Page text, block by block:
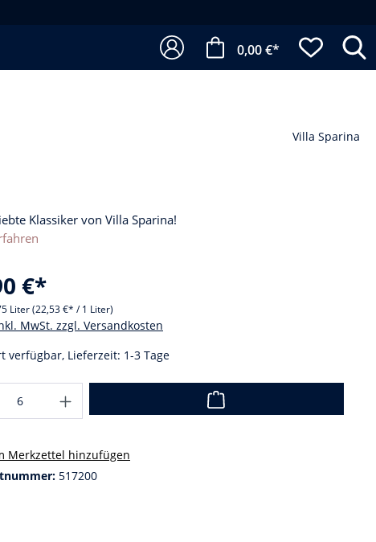
0,00 €*
Villa Sparina
Klassiker von Villa Sparina!
€*
Liter(22,53 €* / 1 Liter)
MwSt. zzgl. Versandkosten
verfügbar, Lieferzeit: 1-3 Tage
Merkzettel hinzufügen
517200